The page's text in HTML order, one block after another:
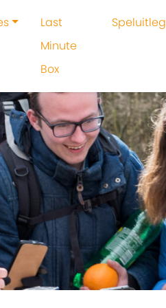
Last
Minute
Box
Speluitleg